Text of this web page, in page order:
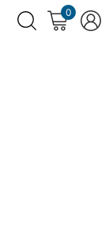
0